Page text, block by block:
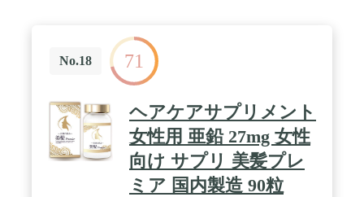
ショウガ麹、シナモン 抽出物、醗酵黒マカエキス
末、フィーバーヒューエキス末、ブルーグ リーンア
ルジー末、ミレットエキス末、水溶性珪素末、豚プ
ラセンタ エキス末、イソマルトオリゴ糖、ケラチン
加水分解物、ツバキ種子エ キス、大豆エキス発酵
物、N-アセチルグルコサミン、コエンザイム Q10、
豆苗エキス末／結晶セルロース、シスチン、リジ
ン、アルギニ ン、グルコン酸亜鉛、葉酸、ステアリ
ン酸カルシウム、二酸化ケイ素、パントテン酸カル
シウム、ビオチン、アラビアガム、L-アスコルビン
酸 2-グルコシド、シクロデキストリ ン、乳化剤、
No.18 71
ヘアケアサプリメント
女性用 亜鉛 27mg 女性
向け サプリ 美髪プレ
ミア 国内製造 90粒